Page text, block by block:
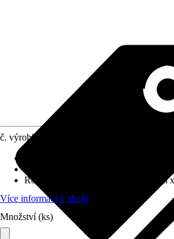
č. výrobku
Rozměry (ŠxVxH)
53 cm x 82.5 cm
Více informací o zboží
Množství (ks)